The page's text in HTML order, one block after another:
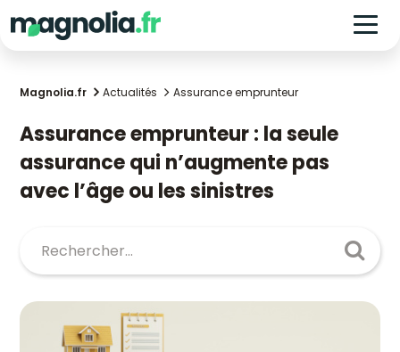
Magnolia.fr Actualités Assurance emprunteur
Assurance emprunteur : la seule
assurance qui n’augmente pas
avec l’âge ou les sinistres